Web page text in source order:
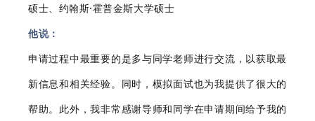
硕士、约翰斯·霍普金斯大学硕士
他说：
申请过程中最重要的是多与同学老师进行交流，以获取最
新信息和相关经验。同时，模拟面试也为我提供了很大的
帮助。此外，我非常感谢导师和同学在申请期间给予我的